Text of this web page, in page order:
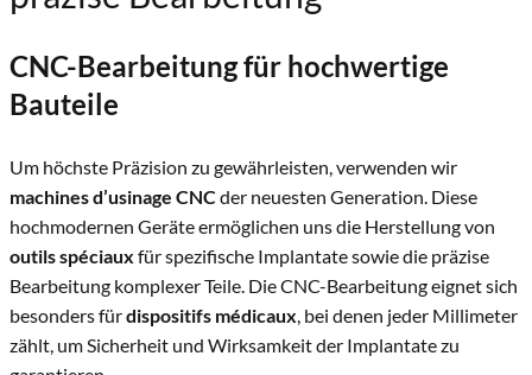
CNC-Bearbeitung für hochwertige
Bauteile
Um höchste Präzision zu gewährleisten, verwenden wir
machines d’usinage CNCder neuesten Generation. Diese
hochmodernen Geräte ermöglichen uns die Herstellung von
outils spéciaux für spezifische Implantate sowie die präzise
Bearbeitung komplexer Teile. Die CNC-Bearbeitung eignet sich
besonders fürdispositifs médicaux, bei denen jeder Millimeter
zählt, um Sicherheit und Wirksamkeit der Implantate zu